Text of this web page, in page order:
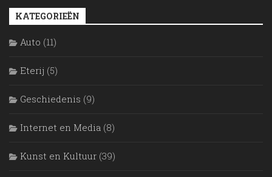
KATEGORIEËN
Auto (11)
Eterij (5)
Geschiedenis (9)
Internet en Media (8)
Kunst en Kultuur (39)